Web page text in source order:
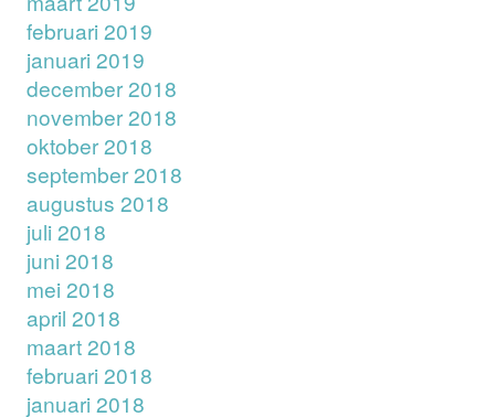
februari 2019
januari 2019
december 2018
november 2018
oktober 2018
september 2018
augustus 2018
juli 2018
juni 2018
mei 2018
april 2018
maart 2018
februari 2018
januari 2018